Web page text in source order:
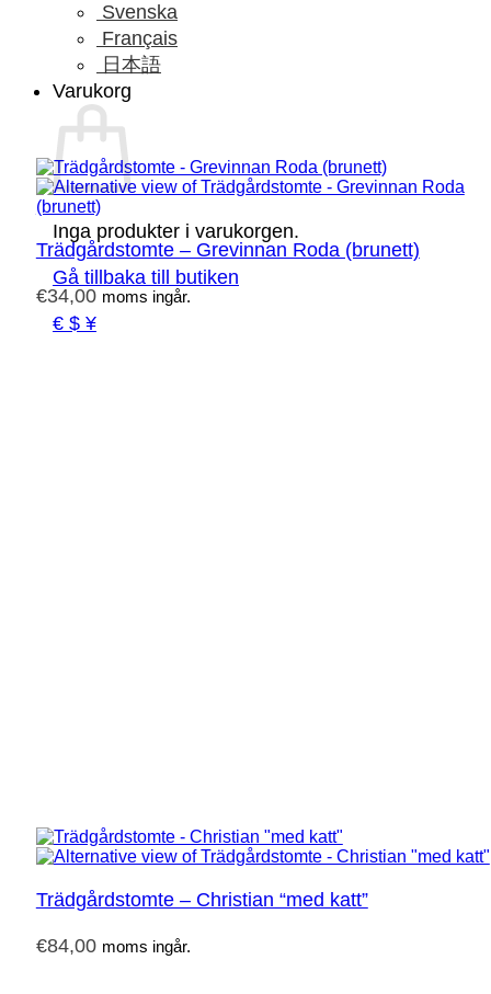
Svenska
Français
日本語
Varukorg
Inga produkter i varukorgen.
Gå tillbaka till butiken
€ $ ¥
Trädgårdstomte – Grevinnan Roda (brunett)
€34,00 moms ingår.
Trädgårdstomte – Christian “med katt”
€84,00 moms ingår.